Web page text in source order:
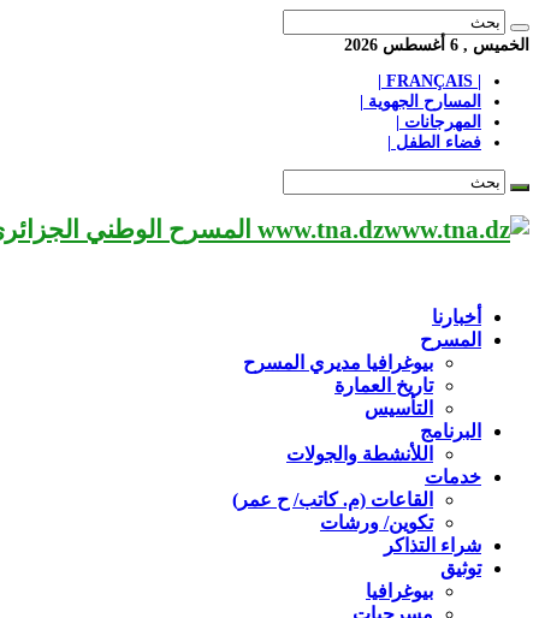
الخميس , 6 أغسطس 2026
المسارح الجهوية |
المهرجانات |
فضاء الطفل |
www.tna.dz المسرح الوطني الجزائري مؤسسة ثقافية عريقة تابعة لوزارة الثقافة-الجزائر، يحمل اسم العميد «محي الدين بشطارزي».
أخبارنا
المسرح
بيوغرافيا مديري المسرح
تاريخ العمارة
التأسيس
البرنامج
اللأنشطة والجولات
خدمات
القاعات (م. كاتب/ ح عمر)
تكوين/ ورشات
شراء التذاكر
توثيق
بيوغرافيا
مسرحيات